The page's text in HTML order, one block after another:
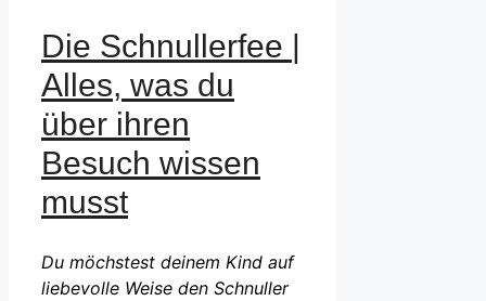
Die Schnullerfee |
Alles, was du
über ihren
Besuch wissen
musst
Du möchstest deinem Kind auf
liebevolle Weise den Schnuller